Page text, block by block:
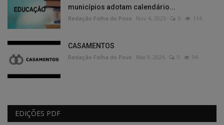
municípios adotam calendário...
Redação Folha do Povo Nov 4, 2025 0 114
CASAMENTOS
Redação Folha do Povo Mai 9, 2026 0 94
EDIÇÕES PDF